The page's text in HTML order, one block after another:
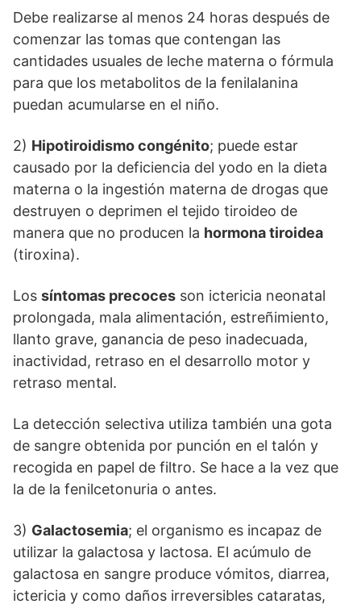
Debe realizarse al menos 24 horas después de
comenzar las tomas que contengan las
cantidades usuales de leche materna o fórmula
para que los metabolitos de la fenilalanina
puedan acumularse en el niño.
2) Hipotiroidismo congénito; puede estar
causado por la deficiencia del yodo en la dieta
materna o la ingestión materna de drogas que
destruyen o deprimen el tejido tiroideo de
manera que no producen la hormona tiroidea
(tiroxina).
Los síntomas precoces son ictericia neonatal
prolongada, mala alimentación, estreñimiento,
llanto grave, ganancia de peso inadecuada,
inactividad, retraso en el desarrollo motor y
retraso mental.
La detección selectiva utiliza también una gota
de sangre obtenida por punción en el talón y
recogida en papel de filtro. Se hace a la vez que
la de la fenilcetonuria o antes.
3) Galactosemia; el organismo es incapaz de
utilizar la galactosa y lactosa. El acúmulo de
galactosa en sangre produce vómitos, diarrea,
ictericia y como daños irreversibles cataratas,